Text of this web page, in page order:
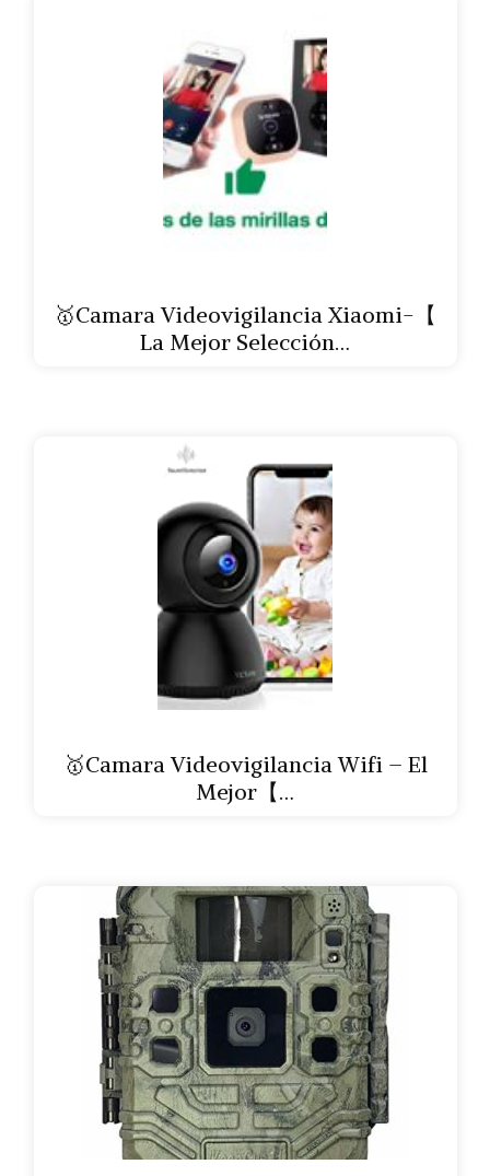
🥇Camara Videovigilancia Xiaomi-【
La Mejor Selección…
🥇Camara Videovigilancia Wifi – El
Mejor【…